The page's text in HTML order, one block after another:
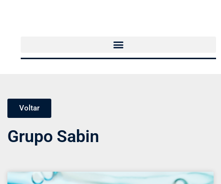
Voltar
Grupo Sabin